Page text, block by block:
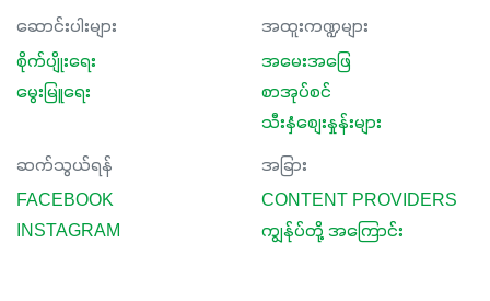
ဆောင်းပါးများ
စိုက်ပျိုးရေး
မွေးမြူရေး
အထူးကဏ္ဍများ
အမေးအဖြေ
စာအုပ်စင်
သီးနှံစျေးနှုန်းများ
ဆက်သွယ်ရန်
FACEBOOK
INSTAGRAM
အခြား
CONTENT PROVIDERS
ကျွန်ုပ်တို့ အကြောင်း